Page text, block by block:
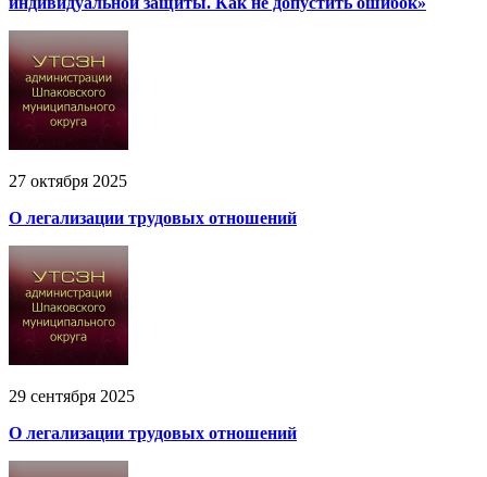
27 октября 2025
О легализации трудовых отношений
29 сентября 2025
О легализации трудовых отношений